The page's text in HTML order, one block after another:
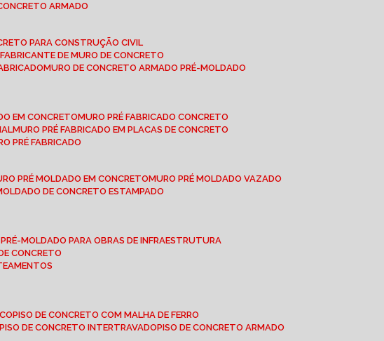
CONCRETO ARMADO
PARA CONSTRUÇÃO CIVIL
FABRICANTE DE MURO DE CONCRETO
MURO DE CONCRETO ARMADO PRÉ-MOLDADO
EM CONCRETO
MURO PRÉ FABRICADO CONCRETO
MURO PRÉ FABRICADO EM PLACAS DE CONCRETO
PRÉ FABRICADO
PRÉ MOLDADO EM CONCRETO
MURO PRÉ MOLDADO VAZADO
MOLDADO DE CONCRETO ESTAMPADO
PRÉ-MOLDADO PARA OBRAS DE INFRAESTRUTURA
CONCRETO
PISO DE CONCRETO COM MALHA DE FERRO
PISO DE CONCRETO INTERTRAVADO PISO DE CONCRETO ARMADO